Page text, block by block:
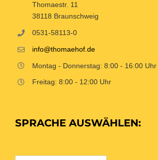
Thomaestr. 11
38118 Braunschweig
0531-58113-0
info@thomaehof.de
Montag - Donnerstag: 8:00 - 16:00 Uhr
Freitag: 8:00 - 12:00 Uhr
SPRACHE AUSWÄHLEN: